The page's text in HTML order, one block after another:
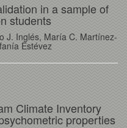
in a sample of
students
J. Inglés, María C. Martínez-
Estévez
Climate Inventory
properties